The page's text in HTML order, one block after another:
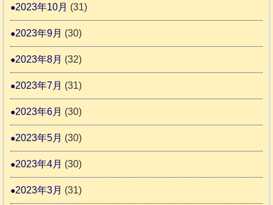
2023年10月 (31)
2023年9月 (30)
2023年8月 (32)
2023年7月 (31)
2023年6月 (30)
2023年5月 (30)
2023年4月 (30)
2023年3月 (31)